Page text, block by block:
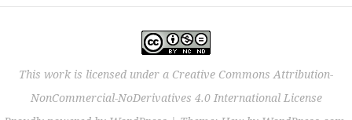
This work is licensed under a Creative Commons Attribution-
NonCommercial-NoDerivatives 4.0 International License